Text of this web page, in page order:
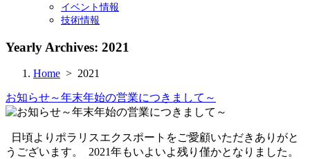
イベント情報
技術情報
Yearly Archives: 2021
Home > 2021
お知らせ～年末年始の営業につきまして～
日頃よりポラリスエクスポートをご愛顧いただきありがと
うございます。 2021年もいよいよ残り僅かとなりました。